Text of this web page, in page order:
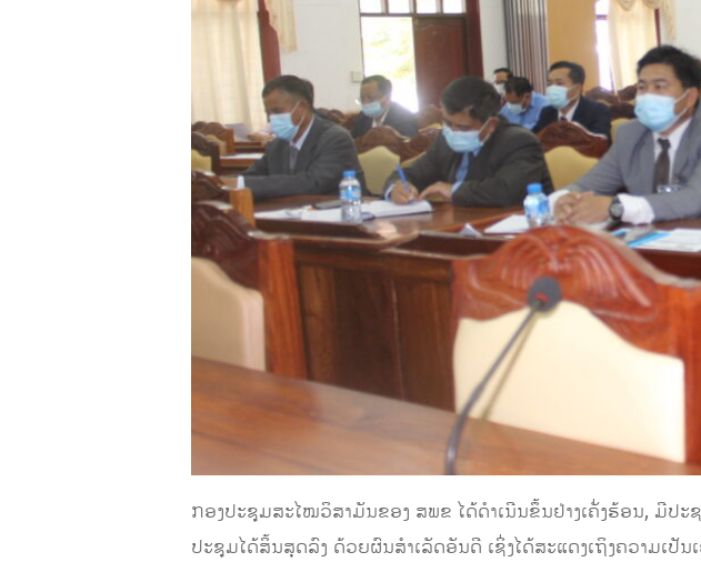
ກອງປະຊຸມສະໄໝວິສາມັນຂອງ ສ​ພ​ຂ ໄດ້ດຳເນີນຂຶ້ນຢ່າງເຄັ່ງຮ້ອນ, ມີ
ປະຊຸມໄດ້ສິ້ນສຸດລົງ ດ້ວຍຜົນສຳເລັດອັນດີ ເຊິ່ງໄດ້ສະແດງເຖິງຄວາມເ